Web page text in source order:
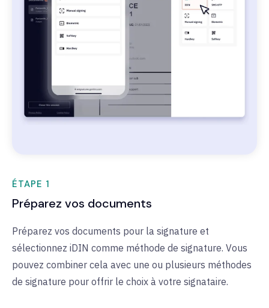
ÉTAPE 1
Préparez vos documents
Préparez vos documents pour la signature et
sélectionnez iDIN comme méthode de signature. Vous
pouvez combiner cela avec une ou plusieurs méthodes
de signature pour offrir le choix à votre signataire.